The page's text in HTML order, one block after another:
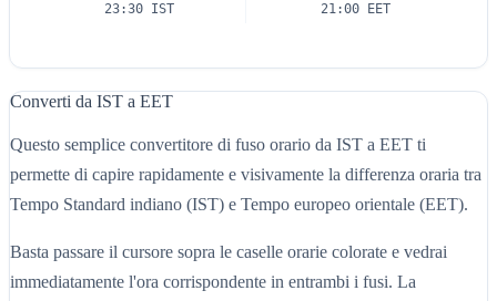
23:30 IST
21:00 EET
Converti da IST a EET
Questo semplice convertitore di fuso orario da IST a EET ti
permette di capire rapidamente e visivamente la differenza oraria tra
Tempo Standard indiano (IST) e Tempo europeo orientale (EET).
Basta passare il cursore sopra le caselle orarie colorate e vedrai
immediatamente l'ora corrispondente in entrambi i fusi. La